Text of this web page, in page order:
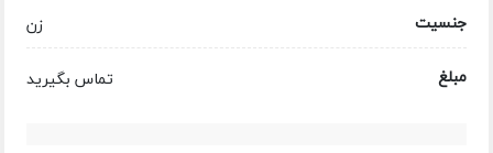
جنسیت
زن
مبلغ
تماس بگیرید